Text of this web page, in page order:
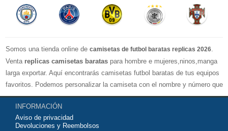
Somos una tienda online de camisetas de futbol baratas replicas 2026.
Venta replicas camisetas baratas para hombre e mujeres,ninos,manga
larga exportar. Aquí encontrarás camisetas futbol baratas de tus equipos
favoritos. Podemos personalizar la camiseta con el nombre y número que
quieras. Nuestrascamisetas de futbol replicasson de máxima calidad
tailandesa por lo que estamos convencidos que quedarás muy satisfecho
con ella. Estas camisetas tienen un tejido transpirable por lo que te
INFORMACIÓN
Aviso de privacidad
Devoluciones y Reembolsos